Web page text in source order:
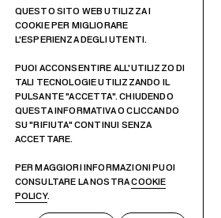
DI PROGETTAZIONE GRAFICA
– TORINO, ITALIA
PRIVACY
QUESTO SITO WEB UTILIZZA I
COOKIE PER MIGLIORARE
L'ESPERIENZA DEGLI UTENTI.
PUOI ACCONSENTIRE ALL'UTILIZZO DI
TALI TECNOLOGIE UTILIZZANDO IL
PULSANTE "ACCETTA". CHIUDENDO
QUESTA INFORMATIVA O CLICCANDO
SU "RIFIUTA" CONTINUI SENZA
ACCETTARE.
PER MAGGIORI INFORMAZIONI PUOI
CONSULTARE LA NOSTRACOOKIE
POLICY.